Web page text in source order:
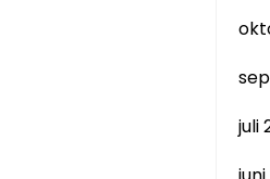
juli